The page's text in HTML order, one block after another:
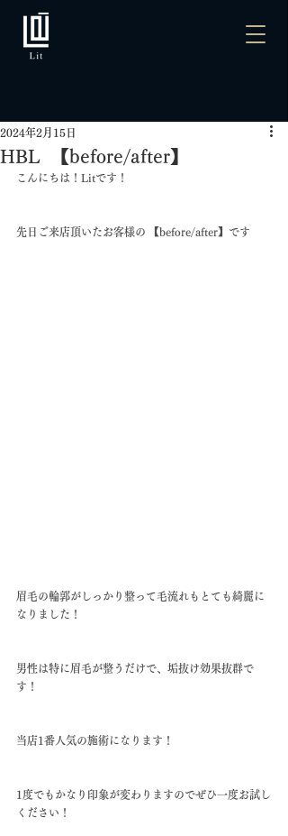
HBL 【before/after】
2024年2月15日
こんにちは！Litです！
先日ご来店頂いたお客様の 【before/after】です
眉毛の輪郭がしっかり整って毛流れもとても綺麗に
なりました！
男性は特に眉毛が整うだけで、垢抜け効果抜群で
す！
当店1番人気の施術になります！
1度でもかなり印象が変わりますのでぜひ一度お試し
ください！